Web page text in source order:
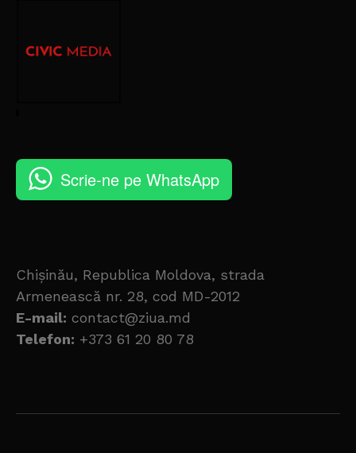
Scrie-ne pe WhatsApp
Chișinău, Republica Moldova, strada
Armenească nr. 28, cod MD-2012
E-mail: contact@ziua.md
Telefon: +373 61 20 80 78